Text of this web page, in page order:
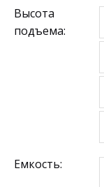
Высота
подъема:
Емкость: